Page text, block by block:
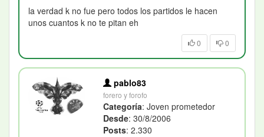
la verdad k no fue pero todos los partidos le hacen
unos cuantos k no te pitan eh
0 0
pablo83
forero y forofo
Categoría: Joven prometedor
Desde: 30/8/2006
Posts: 2.330